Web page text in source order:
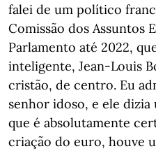
falei de um político
Comissão dos Assuntos
Parlamento até 2022,
inteligente, Jean-Louis
cristão, de centro. Eu
senhor idoso, e ele dizia
que é absolutamente
criação do euro, houve